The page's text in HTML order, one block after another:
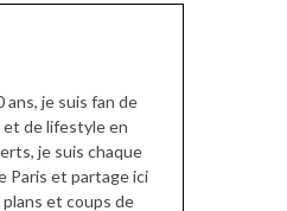
je suis fan de
et de lifestyle en
je suis chaque
Paris et partage ici
et coups de